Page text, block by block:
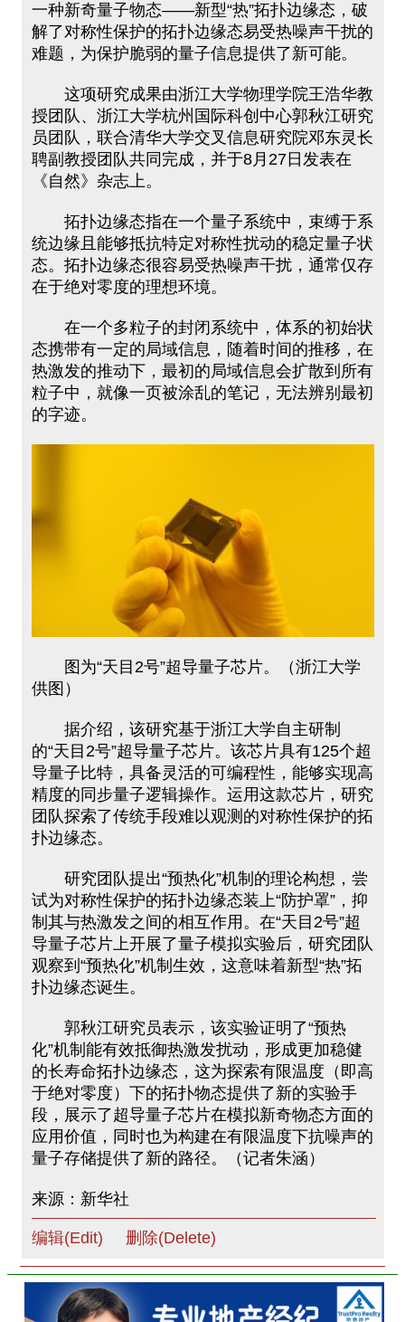
一种新奇量子物态——新型“热”拓扑边缘态，破
解了对称性保护的拓扑边缘态易受热噪声干扰的
难题，为保护脆弱的量子信息提供了新可能。
这项研究成果由浙江大学物理学院王浩华教
授团队、浙江大学杭州国际科创中心郭秋江研究
员团队，联合清华大学交叉信息研究院邓东灵长
聘副教授团队共同完成，并于8月27日发表在
《自然》杂志上。
拓扑边缘态指在一个量子系统中，束缚于系
统边缘且能够抵抗特定对称性扰动的稳定量子状
态。拓扑边缘态很容易受热噪声干扰，通常仅存
在于绝对零度的理想环境。
在一个多粒子的封闭系统中，体系的初始状
态携带有一定的局域信息，随着时间的推移，在
热激发的推动下，最初的局域信息会扩散到所有
粒子中，就像一页被涂乱的笔记，无法辨别最初
的字迹。
图为“天目2号”超导量子芯片。（浙江大学
供图）
据介绍，该研究基于浙江大学自主研制
的“天目2号”超导量子芯片。该芯片具有125个超
导量子比特，具备灵活的可编程性，能够实现高
精度的同步量子逻辑操作。运用这款芯片，研究
团队探索了传统手段难以观测的对称性保护的拓
扑边缘态。
研究团队提出“预热化”机制的理论构想，尝
试为对称性保护的拓扑边缘态装上“防护罩”，抑
制其与热激发之间的相互作用。在“天目2号”超
导量子芯片上开展了量子模拟实验后，研究团队
观察到“预热化”机制生效，这意味着新型“热”拓
扑边缘态诞生。
郭秋江研究员表示，该实验证明了“预热
化”机制能有效抵御热激发扰动，形成更加稳健
的长寿命拓扑边缘态，这为探索有限温度（即高
于绝对零度）下的拓扑物态提供了新的实验手
段，展示了超导量子芯片在模拟新奇物态方面的
应用价值，同时也为构建在有限温度下抗噪声的
量子存储提供了新的路径。（记者朱涵）
来源：新华社
编辑(Edit) 删除(Delete)